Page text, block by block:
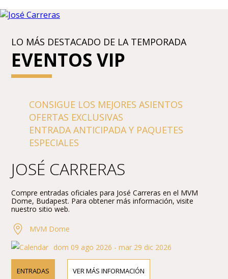
LO MÁS DESTACADO DE LA TEMPORADA
EVENTOS VIP
CONSIGUE LOS MEJORES ASIENTOS
OFERTAS EXCLUSIVAS
ENTRADA ANTICIPADA Y PAQUETES
ESPECIALES
JOSÉ CARRERAS
Compre entradas oficiales para José Carreras en el MVM
Dome, Budapest. Para obtener más información, visite
nuestro sitio web.
MVM Dome
dom 09 ago 2026 - mar 29 dic 2026
ENTRADAS VER MÁS INFORMACIÓN